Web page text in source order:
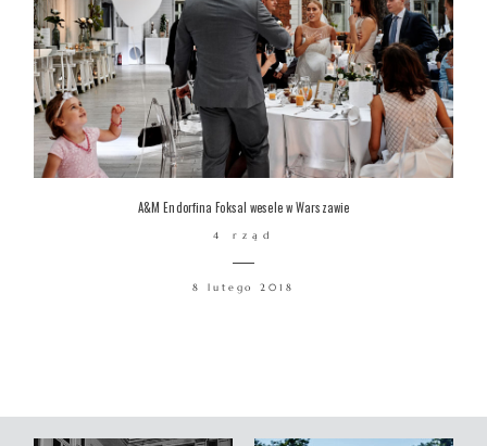
A&M Endorfina Foksal wesele w Warszawie
4 rząd
8 lutego 2018